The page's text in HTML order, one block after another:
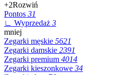
+2Rozwiń
Pontos 31
∟ Wyprzedaż 3
mniej
Zegarki męskie 5621
Zegarki damskie 2391
Zegarki premium 4014
Zegarki kieszonkowe 34